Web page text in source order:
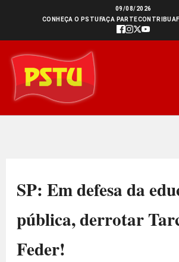
conteúdo
09/08/2026
CONHEÇA O PSTU FAÇA PARTECONTRIBUA
SP: Em defesa da
pública, derrotar
Feder!